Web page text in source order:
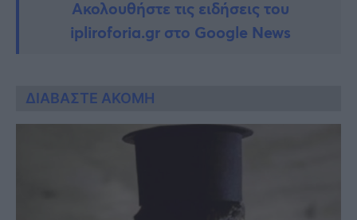
Ακολουθήστε τις ειδήσεις του
ipliroforia.gr στο Google News
ΔΙΑΒΑΣΤΕ ΑΚΟΜΗ